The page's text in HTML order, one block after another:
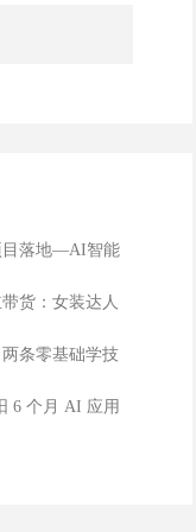
目落地—AI智能
AI复合型工程
货：女装达人
条零基础学技
6 个月 AI 应用